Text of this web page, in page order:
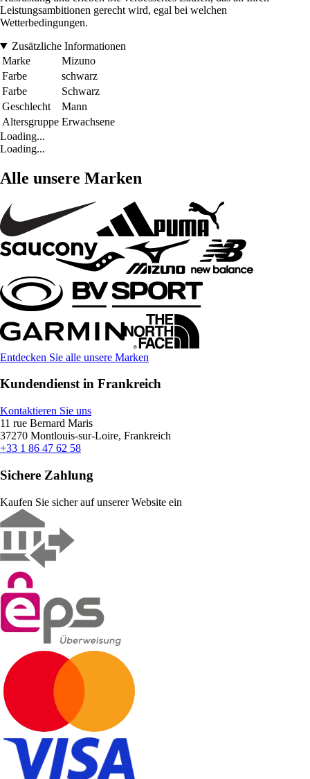
Leistungsambitionen gerecht wird, egal bei welchen
Wetterbedingungen.
Zusätzliche Informationen
Marke
Mizuno
Farbe
schwarz
Farbe
Schwarz
Geschlecht
Mann
Altersgruppe Erwachsene
Loading...
Loading...
Alle unsere Marken
Entdecken Sie alle unsere Marken
Kundendienst in Frankreich
Kontaktieren Sie uns
11 rue Bernard Maris
37270 Montlouis-sur-Loire, Frankreich
+33 1 86 47 62 58
Sichere Zahlung
Kaufen Sie sicher auf unserer Website ein